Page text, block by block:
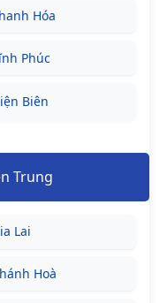
Hóa
Phúc
Biên
Trung
Lai
Hoà